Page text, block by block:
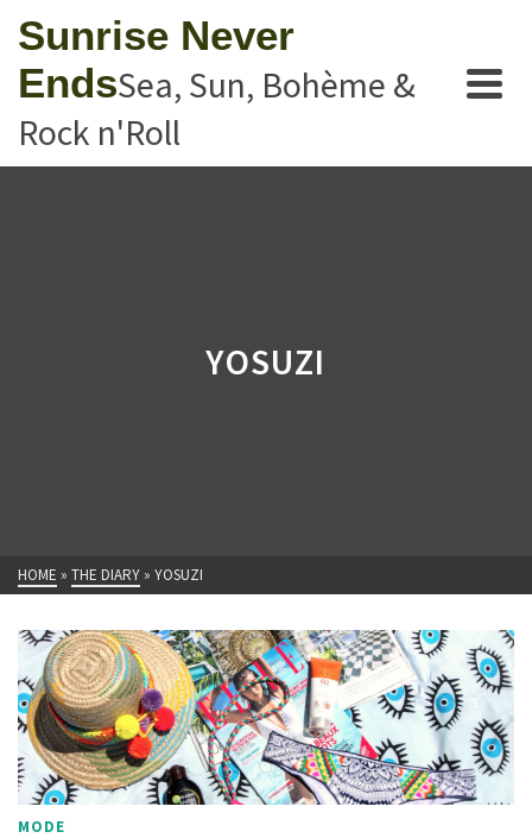
Sunrise Never
EndsSea, Sun, Bohème &
Rock n'Roll
YOSUZI
HOME » THE DIARY » YOSUZI
MODE